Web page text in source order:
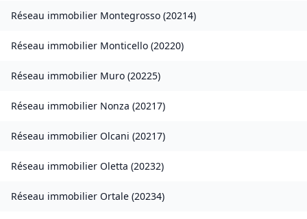
Réseau immobilier Montegrosso (20214)
Réseau immobilier Monticello (20220)
Réseau immobilier Muro (20225)
Réseau immobilier Nonza (20217)
Réseau immobilier Olcani (20217)
Réseau immobilier Oletta (20232)
Réseau immobilier Ortale (20234)